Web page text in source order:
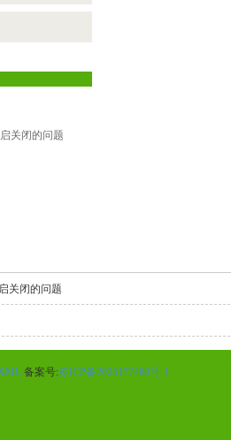
关闭的问题
关闭的问题
备案号:苏ICP备2025177468号-1